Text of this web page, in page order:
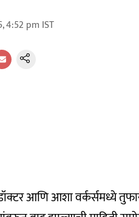
4:52 pm IST
आणि आशा वर्कर्समध्ये